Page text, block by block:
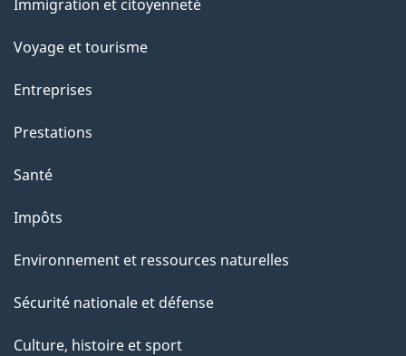
sujets
Immigration et citoyenneté
Voyage et tourisme
Entreprises
Prestations
Santé
Impôts
Environnement et ressources naturelles
Sécurité nationale et défense
Culture, histoire et sport